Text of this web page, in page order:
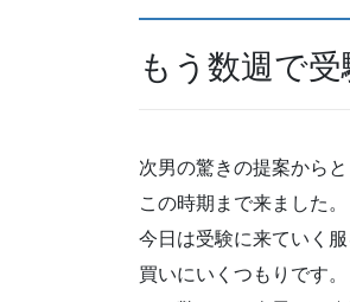
もう数週で
次男の驚きの提案からと
この時期まで来ました。
今日は受験に来ていく服
買いにいくつもりです。